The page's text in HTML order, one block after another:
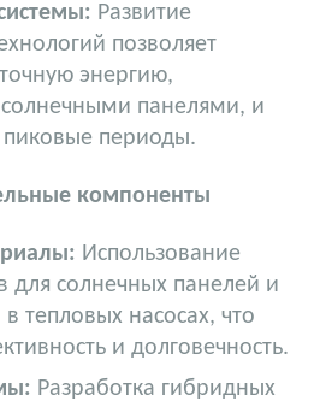
Развитие
позволяет
энергию,
панелями, и
пиковые периоды.
компоненты
Использование
для солнечных панелей и
тепловых насосах, что
и долговечность.
Разработка гибридных